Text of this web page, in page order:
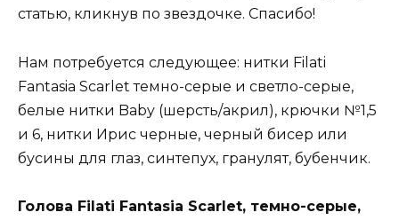
статью, кликнув по звездочке. Спасибо!
Нам потребуется следующее: нитки Filati
Fantasia Scarlet темно-серые и светло-серые,
белые нитки Baby (шерсть/акрил), крючки №1,5
и 6, нитки Ирис черные, черный бисер или
бусины для глаз, синтепух, гранулят, бубенчик.
Голова Filati Fantasia Scarlet, темно-серые,